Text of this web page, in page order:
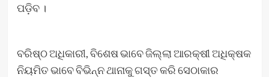
ପଡ଼ିବ ।
ବରିଷ୍ଠ ଅଧିକାରୀ, ବିଶେଷ ଭାବେ ଜିଲ୍ଲା ଆରକ୍ଷୀ ଅଧିକ୍ଷକ
ନିୟମିତ ଭାବେ ବିଭିନ୍ନ ଥାନାକୁ ଗସ୍ତ କରି ସେଠାକାର